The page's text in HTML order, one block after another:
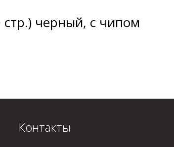
черный, с чипом
Контакты